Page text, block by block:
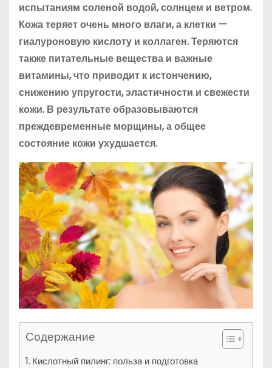
испытаниям соленой водой, солнцем и ветром.
Кожа теряет очень много влаги, а клетки —
гиалуроновую кислоту и коллаген. Теряются
также питательные вещества и важные
витамины, что приводит к истончению,
снижению упругости, эластичности и свежести
кожи. В результате образовываются
преждевременные морщины, а общее
состояние кожи ухудшается.
Содержание
Кислотный пилинг: польза и подготовка